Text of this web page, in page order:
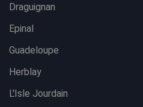
Draguignan
Epinal
Guadeloupe
Herblay
L'Isle Jourdain